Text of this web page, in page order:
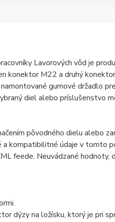
Lavorových vôd je
konektor M22 a druhý
gumové držadlo
diel alebo príslušenstvo
pôvodného dielu alebo
a kompatibilitné údaje v tomto
feede. Neuvádzané hodnoty,
dýzy na ložísku, ktorý je pri